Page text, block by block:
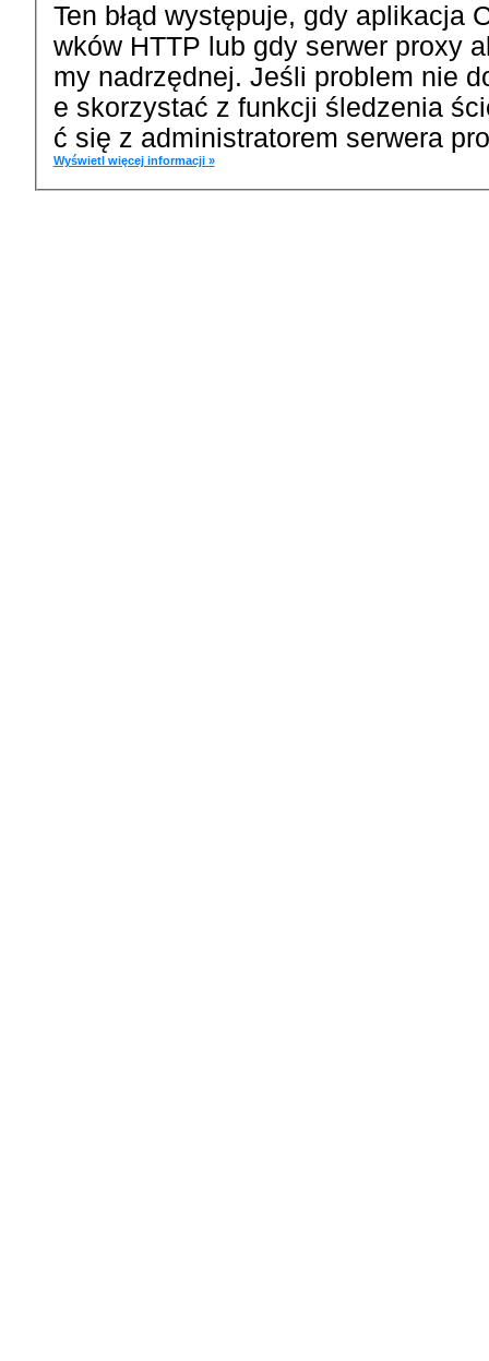
Ten błąd występuje, gdy aplikacja
wków HTTP lub gdy serwer proxy
my nadrzędnej. Jeśli problem nie
e skorzystać z funkcji śledzenia
ć się z administratorem serwera
Wyświetl więcej informacji »